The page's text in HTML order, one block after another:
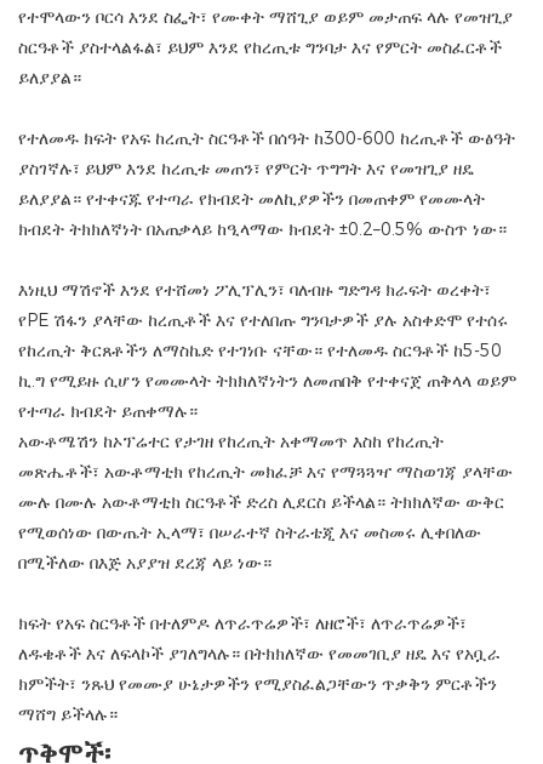
የተሞላውን ቦርሳ እንደ ስፌት፣ የሙቀት ማሸጊያ ወይም መታጠፍ ላሉ የመዝጊያ
ስርዓቶች ያስተላልፋል፣ ይህም እንደ የከረጢቱ ግንባታ እና የምርት መስፈርቶች
ይለያያል።
የተለመዱ ክፍት የአፍ ከረጢት ስርዓቶች በሰዓት ከ300-600 ከረጢቶች ውፅዓት
ያስገኛሉ፣ ይህም እንደ ከረጢቱ መጠን፣ የምርት ጥግግት እና የመዝጊያ ዘዴ
ይለያያል። የተቀናጁ የተጣራ የክብደት መለኪያዎችን በመጠቀም የመሙላት
ክብደት ትክክለኛነት በአጠቃላይ ከዒላማው ክብደት ±0.2–0.5% ውስጥ ነው።
እነዚህ ማሽኖች እንደ የተሸመነ ፖሊፕሊን፣ ባለብዙ ግድግዳ ክራፍት ወረቀት፣
የPE ሽፋን ያላቸው ከረጢቶች እና የተለበጡ ግንባታዎች ያሉ አስቀድሞ የተሰሩ
የከረጢት ቅርጸቶችን ለማስኬድ የተገነቡ ናቸው። የተለመዱ ስርዓቶች ከ5-50
ኪ.ግ የሚይዙ ሲሆን የመሙላት ትክክለኛነትን ለመጠበቅ የተቀናጀ ጠቅላላ ወይም
የተጣራ ክብደት ይጠቀማሉ።
አውቶሜሽን ከኦፕሬተር የታገዘ የከረጢት አቀማመጥ እስከ የከረጢት
መጽሔቶች፣ አውቶማቲክ የከረጢት መክፈቻ እና የማጓጓዣ ማስወገጃ ያላቸው
ሙሉ በሙሉ አውቶማቲክ ስርዓቶች ድረስ ሊደርስ ይችላል። ትክክለኛው ውቅር
የሚወሰነው በውጤት ኢላማ፣ በሠራተኛ ስትራቴጂ እና መስመሩ ሊቀበለው
በሚችለው በእጅ አያያዝ ደረጃ ላይ ነው።
ክፍት የአፍ ስርዓቶች በተለምዶ ለጥራጥሬዎች፣ ለዘሮች፣ ለጥራጥሬዎች፣
ለዱቄቶች እና ለፍላኮች ያገለግላሉ። በትክክለኛው የመመገቢያ ዘዴ እና የአቧራ
ክምችት፣ ንጹህ የመሙያ ሁኔታዎችን የሚያስፈልጋቸውን ጥቃቅን ምርቶችን
ማሸግ ይችላሉ።
ጥቅሞች፡